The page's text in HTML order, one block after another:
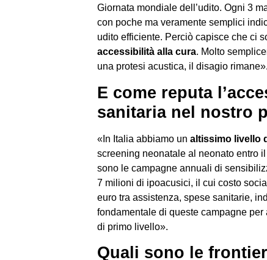
Giornata mondiale dell’udito. Ogni 3
con poche ma veramente semplici
udito efficiente. Perciò capisce che ci
accessibilità alla cura. Molto
una protesi acustica, il disagio rimane».
E come reputa
sanitaria nel nostro
«In Italia abbiamo un altissimo livello
screening neonatale al neonato entro
sono le campagne annuali di
7 milioni di ipoacusici, il cui costo
euro tra assistenza, spese sanitarie,
fondamentale di queste campagne
di primo livello».
Quali sono le